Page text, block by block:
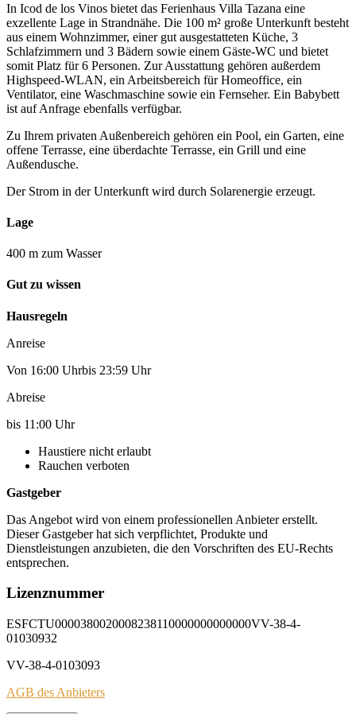
In Icod de los Vinos bietet das Ferienhaus Villa Tazana eine
exzellente Lage in Strandnähe. Die 100 m² große Unterkunft besteht
aus einem Wohnzimmer, einer gut ausgestatteten Küche, 3
Schlafzimmern und 3 Bädern sowie einem Gäste-WC und bietet
somit Platz für 6 Personen. Zur Ausstattung gehören außerdem
Highspeed-WLAN, ein Arbeitsbereich für Homeoffice, ein
Ventilator, eine Waschmaschine sowie ein Fernseher. Ein Babybett
ist auf Anfrage ebenfalls verfügbar.
Zu Ihrem privaten Außenbereich gehören ein Pool, ein Garten, eine
offene Terrasse, eine überdachte Terrasse, ein Grill und eine
Außendusche.
Der Strom in der Unterkunft wird durch Solarenergie erzeugt.
Lage
400 m zum Wasser
Gut zu wissen
Hausregeln
Anreise
Von 16:00 Uhrbis 23:59 Uhr
Abreise
bis 11:00 Uhr
Haustiere nicht erlaubt
Rauchen verboten
Gastgeber
Das Angebot wird von einem professionellen Anbieter erstellt.
Dieser Gastgeber hat sich verpflichtet, Produkte und
Dienstleistungen anzubieten, die den Vorschriften des EU-Rechts
entsprechen.
Lizenznummer
ESFCTU0000380020008238110000000000000VV-38-4-
01030932
VV-38-4-0103093
AGB des Anbieters